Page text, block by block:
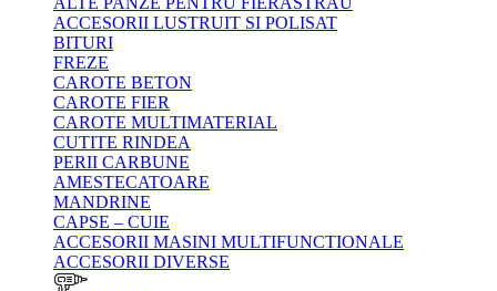
ACCESORII LUSTRUIT SI POLISAT
BITURI
FREZE
CAROTE BETON
CAROTE FIER
CAROTE MULTIMATERIAL
CUTITE RINDEA
PERII CARBUNE
AMESTECATOARE
MANDRINE
CAPSE – CUIE
ACCESORII MASINI MULTIFUNCTIONALE
ACCESORII DIVERSE